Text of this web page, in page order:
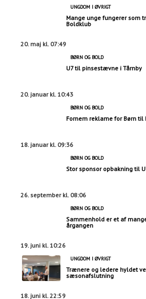
UNGDOM I ØVRIGT
Mange unge fungerer som
Boldklub
20. maj kl. 07:49
BØRN OG BOLD
U7 til pinsestævne i Tårnby
20. januar kl. 10:43
BØRN OG BOLD
Fornem reklame for Børn til
18. januar kl. 09:36
BØRN OG BOLD
Stor sponsor opbakning til
26. september kl. 08:06
BØRN OG BOLD
Sammenhold er et af
årgangen
19. juni kl. 10:26
UNGDOM I ØVRIGT
Trænere og ledere hyldet
sæsonafslutning
18. juni kl. 22:59